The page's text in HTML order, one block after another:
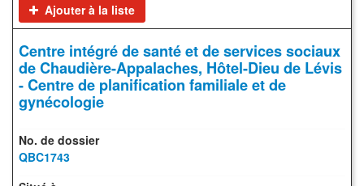
Ajouter à la liste
Centre intégré de santé et de services sociaux
de Chaudière-Appalaches, Hôtel-Dieu de Lévis
- Centre de planification familiale et de
gynécologie
QBC1743